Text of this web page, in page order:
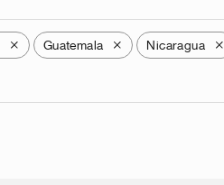
X Guatemala X Nicaragua X